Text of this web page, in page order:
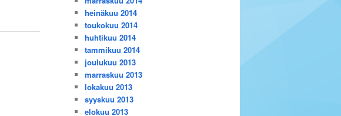
heinäkuu 2014
toukokuu 2014
huhtikuu 2014
tammikuu 2014
joulukuu 2013
marraskuu 2013
lokakuu 2013
syyskuu 2013
elokuu 2013